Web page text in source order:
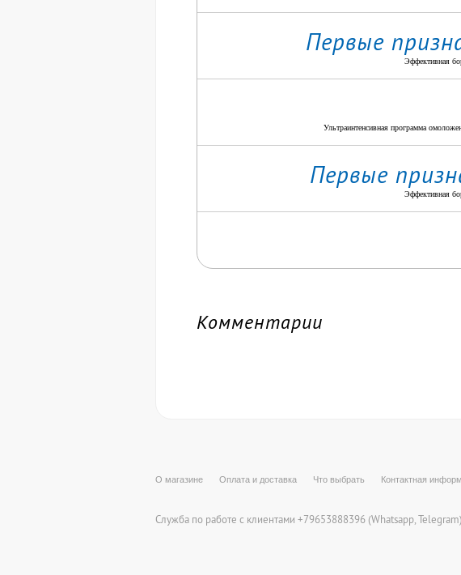
Первые
Эффективная
Ультраинтенсивная программа
Первые
Эффективная
Комментарии
О магазине Оплата и доставка Что выбрать Контактная
Служба по работе с клиентами +79653888396 (Whatsapp , Telegram)